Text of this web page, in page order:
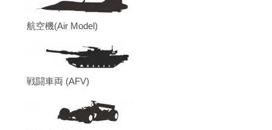
航空機(Air Model)
戦闘車両 (AFV)